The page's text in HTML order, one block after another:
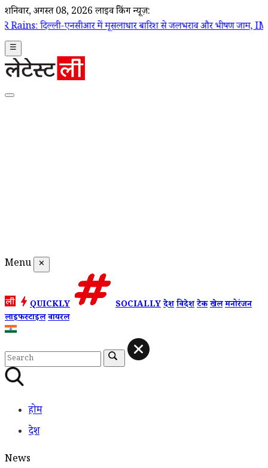
शनिवार, अगस्त 08, 2026 लाइव ब्रेकिंग न्यूज़:
एनसीआर में मूसलाधार बारिश से जलभराव और भीषण जाम, IMD ने जारी
☰
Menu ✕
QUICKLY SOCIALLYदेशविदेशटेकखेलमनोरंजन
लाइफस्टाइलवायरल
होम
देश
News